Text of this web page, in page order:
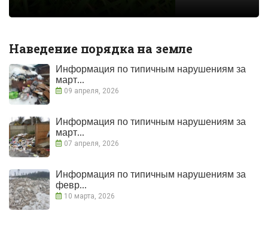
Наведение порядка на земле
Информация по типичным нарушениям за
март...
09 апреля, 2026
Информация по типичным нарушениям за
март...
07 апреля, 2026
Информация по типичным нарушениям за
февр...
10 марта, 2026